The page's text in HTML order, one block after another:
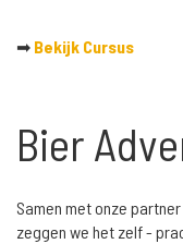
➡ Bekijk Cursus
Bier
Samen met onze
zeggen we het zelf -